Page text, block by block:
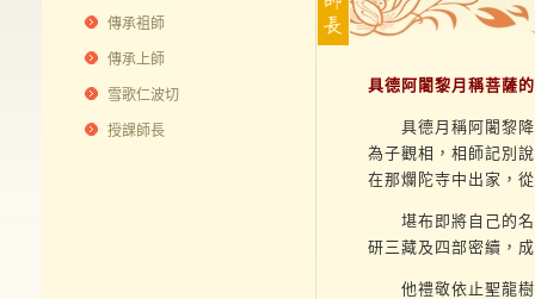
傳承祖師
傳承上師
雪歌仁波切
授課師長
具德阿闍黎月稱菩薩
具德月稱阿闍黎降
為子觀相，相師記別
在那爛陀寺中出家，
堪布即將自己的名
研三藏及四部密續，
他禮敬依止聖龍樹